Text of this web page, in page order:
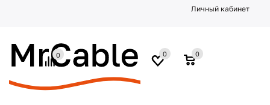
Личный кабинет
0
0
0